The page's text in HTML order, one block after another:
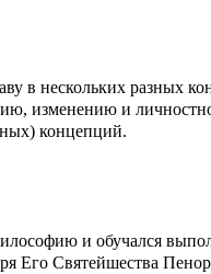
в нескольких разных
изменению и
концепций.
и обучался
Его Святейшества